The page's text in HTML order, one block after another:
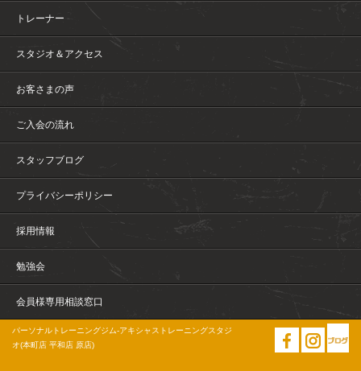
トレーナー
スタジオ＆アクセス
お客さまの声
ご入会の流れ
スタッフブログ
プライバシーポリシー
採用情報
勉強会
会員様専用相談窓口
パーソナルトレーニングジム-アキシャストレーニングスタジ
オ(本町店 平和店 原店)